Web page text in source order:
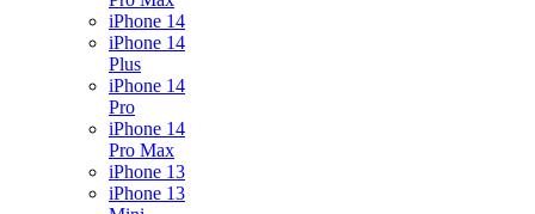
iPhone 14
iPhone 14
Plus
iPhone 14
Pro
iPhone 14
Pro Max
iPhone 13
iPhone 13